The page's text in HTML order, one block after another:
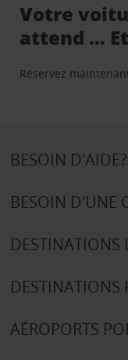
Votre
attend …
Réservez
BESOIN D'AIDE?
BESOIN D'UNE
DESTINATIONS
DESTINATIONS
AÉROPORTS